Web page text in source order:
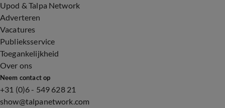
Upod & Talpa Network
Adverteren
Vacatures
Publieksservice
Toegankelijkheid
Over ons
Neem contact op
+31 (0)6 - 549 628 21
show@talpanetwork.com